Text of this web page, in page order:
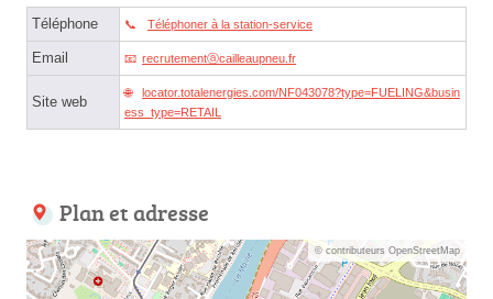
Téléphone Téléphoner à la station-service
Email recrutementⓐcailleaupneu.fr
Site web
locator.totalenergies.com/NF043078?type=FUELING&busin
ess_type=RETAIL
Plan et adresse
© contributeurs OpenStreetMap